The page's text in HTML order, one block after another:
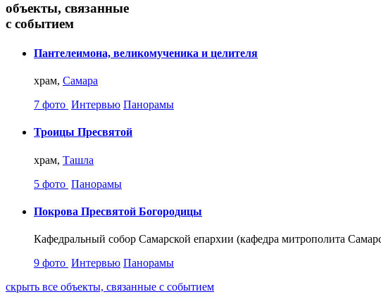
объекты, связанные
с событием
Пантелеимона, великомученика и целителя
храм, Самара
7 фото Интервью Панорамы
Троицы Пресвятой
храм, Ташла
5 фото Панорамы
Покрова Пресвятой Богородицы
Кафедральный собор Самарской епархии (кафедра митрополита
9 фото Интервью Панорамы
скрыть все объекты, связанные с событием